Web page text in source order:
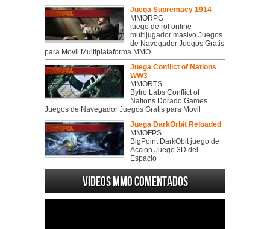
Juega Supremacy 1914
MMORPG
juego de rol online
multijugador masivo Juegos
de Navegador Juegos Gratis
para Movil Multiplataforma MMO
Juega Conflict of Nations
WW3
MMORTS
Bytro Labs Conflict of
Nations Dorado Games
Juegos de Navegador Juegos Gratis para Movil
Juega DarkOrbit Reloaded
MMOFPS
BigPoint DarkObit juego de
Accion Juego 3D del
Espacio
Videos MMO Comentados